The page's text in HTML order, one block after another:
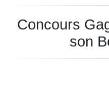
Concours
son
Concours!
Inscrivez-